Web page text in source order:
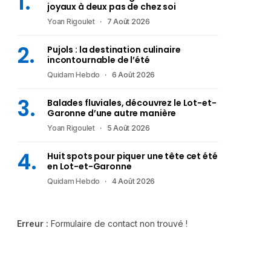
joyaux à deux pas de chez soi
Yoan Rigoulet 7 Août 2026
Pujols : la destination culinaire
incontournable de l’été
Quidam Hebdo 6 Août 2026
Balades fluviales, découvrez le Lot-et-
Garonne d’une autre manière
Yoan Rigoulet 5 Août 2026
Huit spots pour piquer une tête cet été
en Lot-et-Garonne
Quidam Hebdo 4 Août 2026
Erreur : Formulaire de contact non trouvé !